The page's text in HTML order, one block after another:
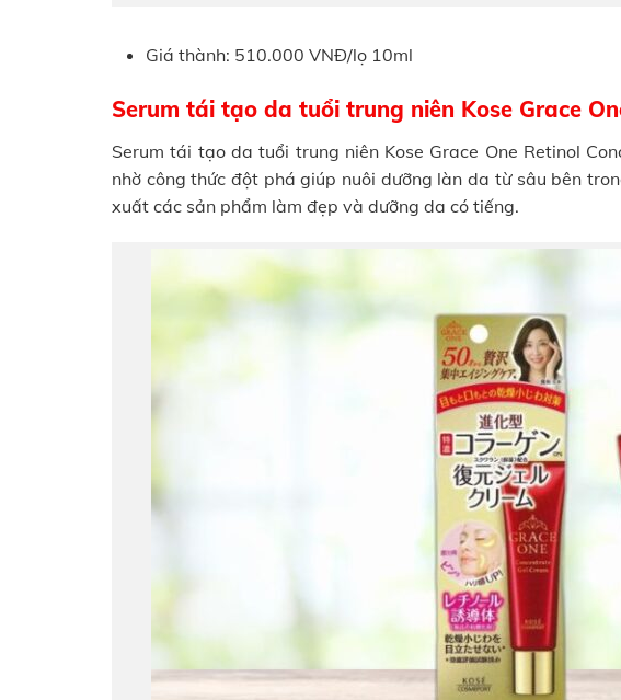
Giá thành: 510.000 VNĐ/lọ 10ml
Serum tái tạo da tuổi trung niên Kose Grace
Serum tái tạo da tuổi trung niên Kose Grace One Retinol
nhờ công thức đột phá giúp nuôi dưỡng làn da từ sâu bên
xuất các sản phẩm làm đẹp và dưỡng da có tiếng.